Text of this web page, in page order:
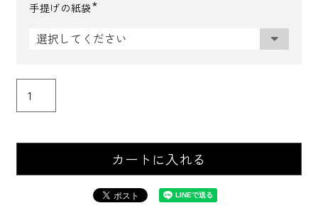
手提げの紙袋
必
カートに入れる